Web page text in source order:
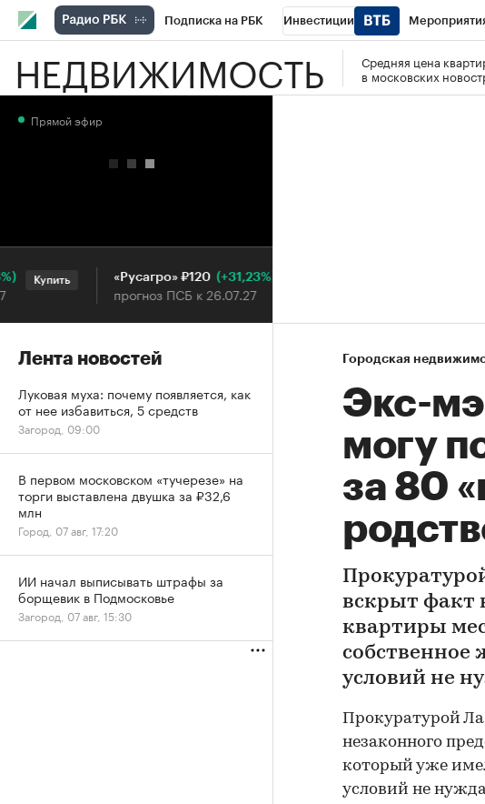
Подписка на РБК Инвестиции
РБК Вино Спорт Школа управления РБК РБК
НЕДВИЖИМОСТЬ
Средняя цена
в московских
Городская
Экс-
могу
за 80
вскрыт факт
квартиры
условий не
Прокуратурой
незаконного
который уже
условий не
Прямой эфир
Купить «Русагро» ₽120 (+31,23%)
прогноз ПСБ к 26.07.27
Купить
Лента новостей
Луковая муха: почему появляется, как
от нее избавиться, 5 средств
Загород, 09:00
В первом московском «тучерезе» на
торги выставлена двушка за ₽32,6
млн
Город, 07 авг, 17:20
ИИ начал выписывать штрафы за
борщевик в Подмосковье
Загород, 07 авг, 15:30